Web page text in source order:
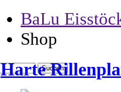
BaLu
Shop
Harte